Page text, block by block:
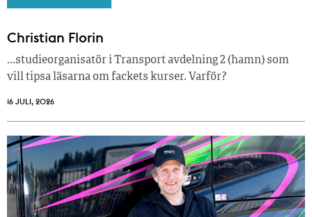
Christian Florin
…studieorganisatör i Transport avdelning 2 (hamn) som
vill tipsa läsarna om fackets kurser. Varför?
16 JULI, 2026